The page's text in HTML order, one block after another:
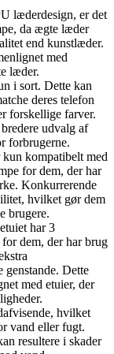
læderdesign, er det
da ægte læder
end kunstlæder.
med
læder.
i sort. Dette kan
deres telefon
forskellige farver.
udvalg af
forbrugerne.
kun kompatibelt med
for dem, der har
Konkurrerende
hvilket gør dem
brugere.
har 3
dem, der har brug
genstande. Dette
med etuier, der
hvilket
vand eller fugt.
resultere i skader